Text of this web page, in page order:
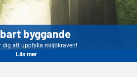
byggande
dig att uppfylla miljökraven!
Läs mer